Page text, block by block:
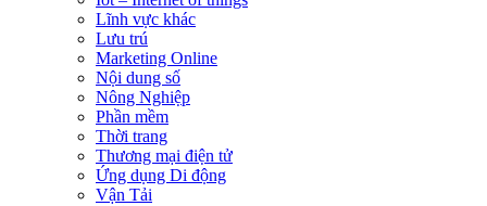
Lĩnh vực khác
Lưu trú
Marketing Online
Nội dung số
Nông Nghiệp
Phần mềm
Thời trang
Thương mại điện tử
Ứng dụng Di động
Vận Tải